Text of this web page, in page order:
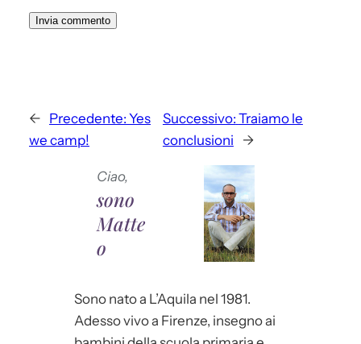
← Precedente: Yes
we camp!
Successivo: Traiamo le
conclusioni
→
Ciao,
sono
Matte
o
Sono nato a L’Aquila nel 1981.
Adesso vivo a Firenze, insegno ai